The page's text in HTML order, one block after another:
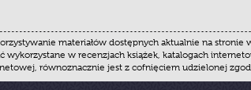
materiałów dostępnych aktualnie na
wykorzystane w recenzjach książek, katalogach
równoznacznie jest z cofnięciem udzielonej